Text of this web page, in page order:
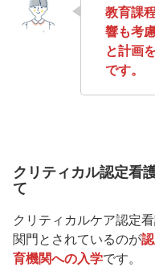
教育課
響も考
と計画
です。
クリティカル認定看
て
クリティカルケア認定
関門とされているのが
育機関への入学です。